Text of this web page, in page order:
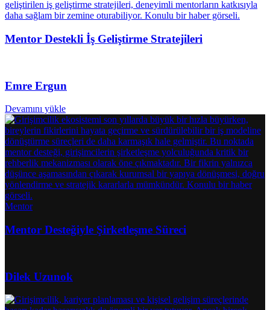
Mentor Destekli İş Geliştirme Stratejileri
Emre Ergun
Devamını yükle
Mentor
Mentor Desteğiyle Şirketleşme Süreci
Dilek Uzunok